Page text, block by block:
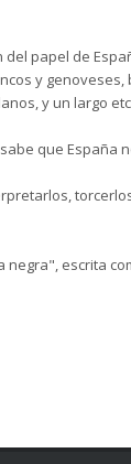
papel de
y
y un largo
que España
negra", escrita